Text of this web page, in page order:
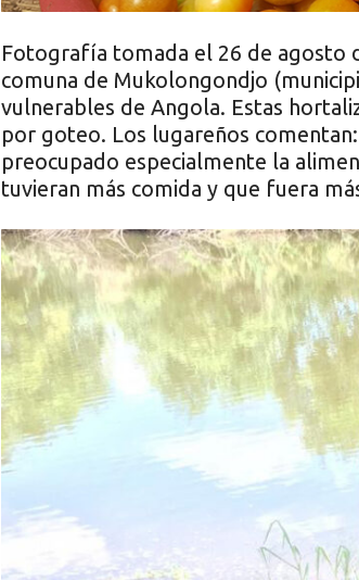
Fotografía tomada el 26 de agosto
comuna de Mukolongondjo
vulnerables de Angola. Estas
por goteo. Los lugareños
preocupado especialmente la
tuvieran más comida y que fuera